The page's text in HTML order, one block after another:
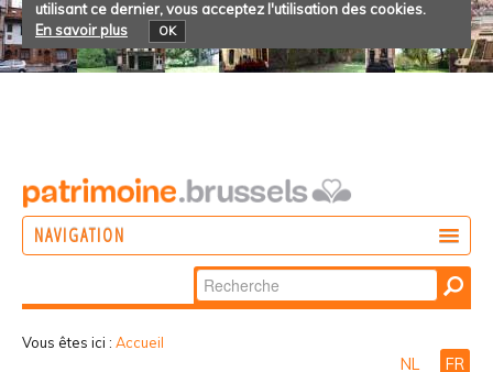
utilisant ce dernier, vous acceptez l'utilisation des cookies.
En savoir plus
OK
NAVIGATION
Chercher par
Recherche
Vous êtes ici : Accueil
NL FR